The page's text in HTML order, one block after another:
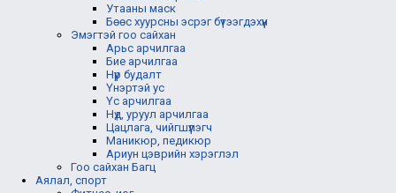
Утааны маск
Бөөс хуурсны эсрэг бүтээгдэхүүн
Эмэгтэй гоо сайхан
Арьс арчилгаа
Бие арчилгаа
Нүүр будалт
Үнэртэй ус
Үс арчилгаа
Нүд, уруул арчилгаа
Цацлага, чийгшүүлэгч
Маникюр, педикюр
Ариун цэврийн хэрэглэл
Гоо сайхан Багц
Аялал, спорт